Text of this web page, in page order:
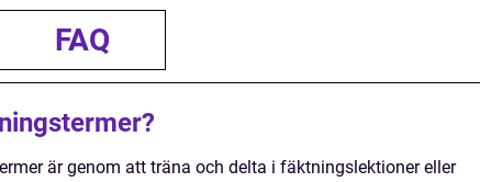
FAQ
är genom att träna och delta i fäktningslektioner eller